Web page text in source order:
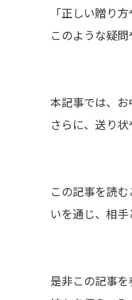
「正しい贈り
このような疑
本記事では、お
さらに、送り
この記事を読
いを通じ、相
是非この記事